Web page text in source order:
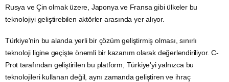
Rusya veÇin olmak üzere, Japonyave Fransagibi ülkeler bu
teknolojiyi geliştirebilen aktörler arasında yer alıyor.
Türkiye'nin bu alanda yerli bir çözüm geliştirmiş olması, sınırlı
teknoloji ligine geçişte önemli bir kazanım olarak değerlendiriliyor. C-
Prot tarafından geliştirilen bu platform, Türkiye'yi yalnızca bu
teknolojileri kullanan değil, aynı zamanda geliştiren ve ihraç